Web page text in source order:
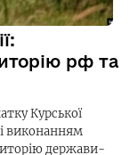
рф та
Курської
виконанням
держави-